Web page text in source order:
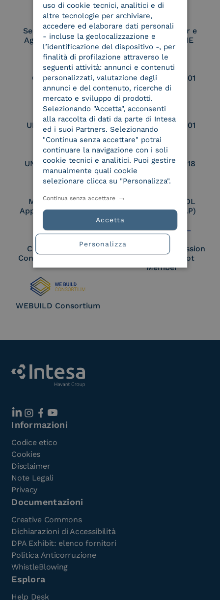
Service Provider e
Aggregatore SPID
Service Provider e
Aggregatore CIE
Conservatore
qualificato
UNI EN ISO 37001
UNI EN ISO 9001 UNI EN ISO 27001
UNI EN ISO 27017 UNI EN ISO 27018
Membro Adobe
Approved Trust List
Certified PEPPOL
Access Point (AP)
Cloud Signature
Consortium Member
European Commission
Large Scale Pilot
Member
WEBUILD Consortium
Informazioni
Codice etico
Cookies
Disclaimer
Note Legali
Privacy
Documentazioni
Creative Commons
Dichiarazioni di Accessibilità
DPA Exhibit: elenco fornitori
Politica Anticorruzione
WhistleBlowing
Esplora
Help Desk
uso di cookie tecnici, analitici e di
altre tecnologie per archiviare,
accedere ed elaborare dati personali
- incluse la geolocalizzazione e
l’identificazione del dispositivo -, per
finalità di profilazione attraverso le
seguenti attività: annunci e contenuti
personalizzati, valutazione degli
annunci e del contenuto, ricerche di
mercato e sviluppo di prodotti.
Selezionando "Accetta", acconsenti
alla raccolta di dati da parte di Intesa
ed i suoi Partners. Selezionando
"Continua senza accettare" potrai
continuare la navigazione con i soli
cookie tecnici e analitici. Puoi gestire
manualmente quali cookie
selezionare clicca su "Personalizza".
Accetta
Continua senza accettare
Personalizza